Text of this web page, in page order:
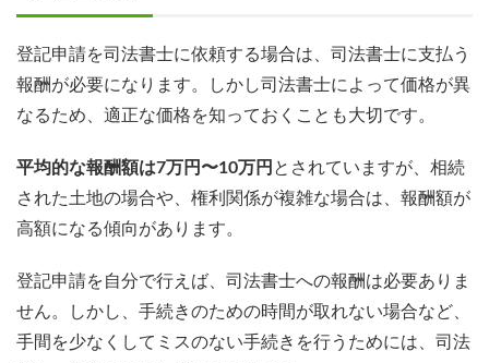
登記申請を司法書士に依頼する場合は、司法書士に支払う
報酬が必要になります。しかし司法書士によって価格が異
なるため、適正な価格を知っておくことも大切です。
平均的な報酬額は7万円〜10万円 とされていますが、相続
された土地の場合や、権利関係が複雑な場合は、報酬額が
高額になる傾向があります。
登記申請を自分で行えば、司法書士への報酬は必要ありま
せん。しかし、手続きのための時間が取れない場合など、
手間を少なくしてミスのない手続きを行うためには、司法